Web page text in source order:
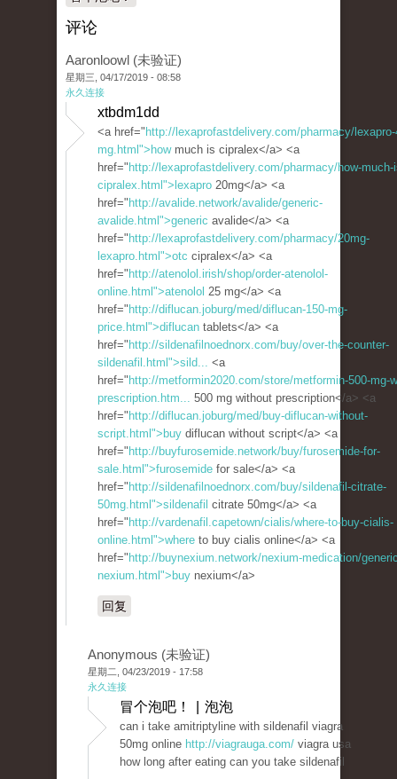
评论
Aaronloowl (未验证)
星期三, 04/17/2019 - 08:58
永久连接
xtbdm1dd
<a href=" http://lexaprofastdelivery.com/pharmacy/lexapro-
mg.html">howmuch is cipralex</a> <a
href=" http://lexaprofastdelivery.com/pharmacy/how-much-
cipralex.html">lexapro 20mg</a> <a
href=" http://avalide.network/avalide/generic-
avalide.html">generic avalide</a> <a
href=" http://lexaprofastdelivery.com/pharmacy/20mg-
lexapro.html">otc cipralex</a> <a
href=" http://atenolol.irish/shop/order-atenolol-
online.html">atenolol 25 mg</a> <a
href=" http://diflucan.joburg/med/diflucan-150-mg-
price.html">diflucan tablets</a> <a
href=" http://sildenafilnoednorx.com/buy/over-the-counter-
sildenafil.html">sild... <a
href=" http://metformin2020.com/store/metformin-500-mg-
prescription.htm... 500 mg without prescription</a> <a
href=" http://diflucan.joburg/med/buy-diflucan-without-
script.html">buy diflucan without script</a> <a
href=" http://buyfurosemide.network/buy/furosemide-for-
sale.html">furosemide for sale</a> <a
href=" http://sildenafilnoednorx.com/buy/sildenafil-citrate-
50mg.html">sildenafil citrate 50mg</a> <a
href=" http://vardenafil.capetown/cialis/where-to-buy-cialis-
online.html">where to buy cialis online</a> <a
href=" http://buynexium.network/nexium-medication/
nexium.html">buy nexium</a>
回复
Anonymous (未验证)
星期二, 04/23/2019 - 17:58
永久连接
冒个泡吧！ | 泡泡
can i take amitriptyline with sildenafil viagra
50mg online http://viagrauga.com/ viagra usa
how long after eating can you take sildenafil